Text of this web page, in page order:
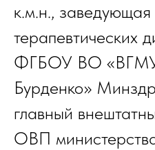
к.м.н.,
ФГБОУ ВО
Бурденко»
главный
ОВП